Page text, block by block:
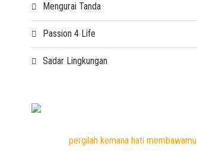
Mengurai Tanda
Passion 4 Life
Sadar Lingkungan
pergilah kemana hati membawamu